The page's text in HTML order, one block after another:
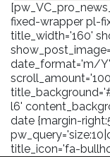
fixed-wrapper pl-
title_width='160'
date_format='m/
l6'
date {margin-
title_icon='fa-